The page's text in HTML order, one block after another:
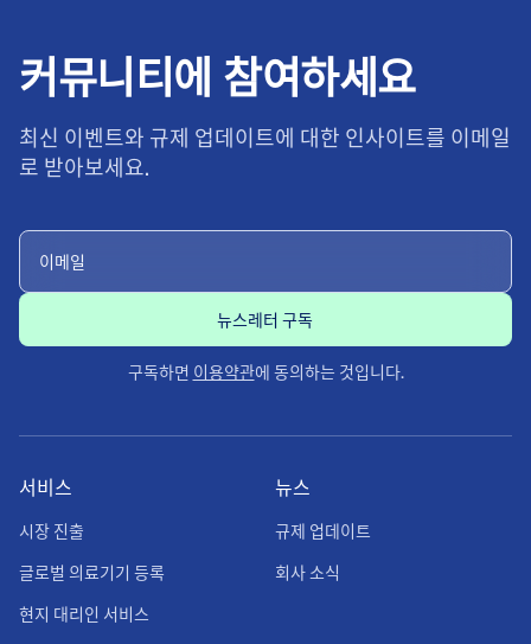
커뮤니티에 참여하세요
최신 이벤트와 규제 업데이트에 대한 인사이트를 이메일
로 받아보세요.
구독하면 이용약관에 동의하는 것입니다.
뉴스
규제 업데이트
회사 소식
서비스
시장 진출
글로벌 의료기기 등록
현지 대리인 서비스